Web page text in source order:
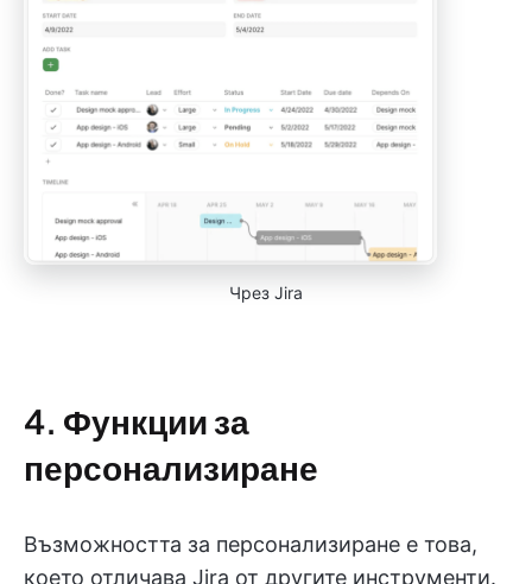
Чрез Jira
4. Функции за
персонализиране
Възможността за персонализиране е това,
което отличава Jira от другите инструменти.